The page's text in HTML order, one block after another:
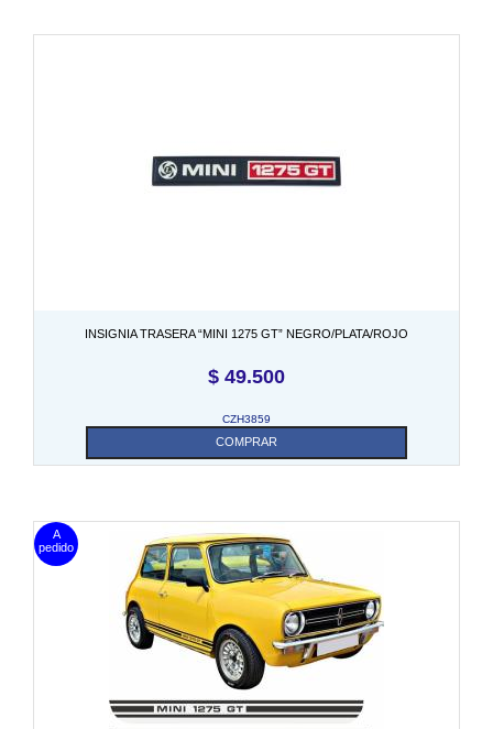
INSIGNIA TRASERA “MINI 1275 GT” NEGRO/PLATA/ROJO
$ 49.500
CZH3859
COMPRAR